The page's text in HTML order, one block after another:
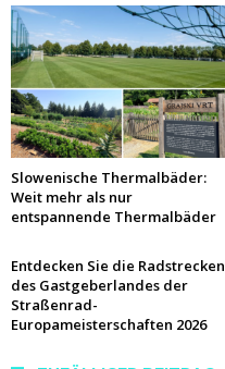
Slowenische Thermalbäder:
Weit mehr als nur
entspannende Thermalbäder
Entdecken Sie die Radstrecken
des Gastgeberlandes der
Straßenrad-
Europameisterschaften 2026